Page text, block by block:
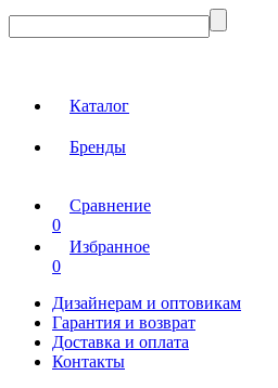
Каталог
Бренды
Сравнение
0
Избранное
0
Дизайнерам и оптовикам
Гарантия и возврат
Доставка и оплата
Контакты